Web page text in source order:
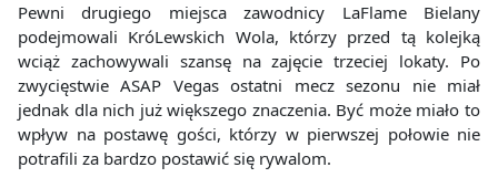
Pewni drugiego miejsca zawodnicy LaFlame Bielany
podejmowali KróLewskich Wola, którzy przed tą kolejką
wciąż zachowywali szansę na zajęcie trzeciej lokaty. Po
zwycięstwie ASAP Vegas ostatni mecz sezonu nie miał
jednak dla nich już większego znaczenia. Być może miało to
wpływ na postawę gości, którzy w pierwszej połowie nie
potrafili za bardzo postawić się rywalom.